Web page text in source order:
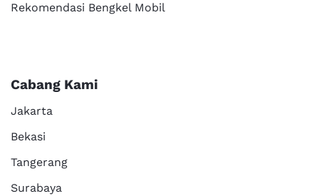
Rekomendasi Bengkel Mobil
Cabang Kami
Jakarta
Bekasi
Tangerang
Surabaya